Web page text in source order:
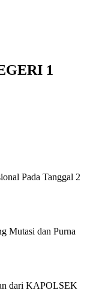
1
Pada Tanggal 2
Mutasi dan Purna
dari KAPOLSEK